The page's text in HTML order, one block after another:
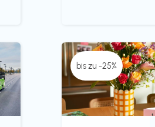
bis zu -25%